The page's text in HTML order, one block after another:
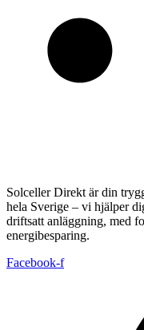
Solceller Direkt är din
hela Sverige – vi hjälper
driftsatt anläggning, med
energibesparing.
Facebook-f